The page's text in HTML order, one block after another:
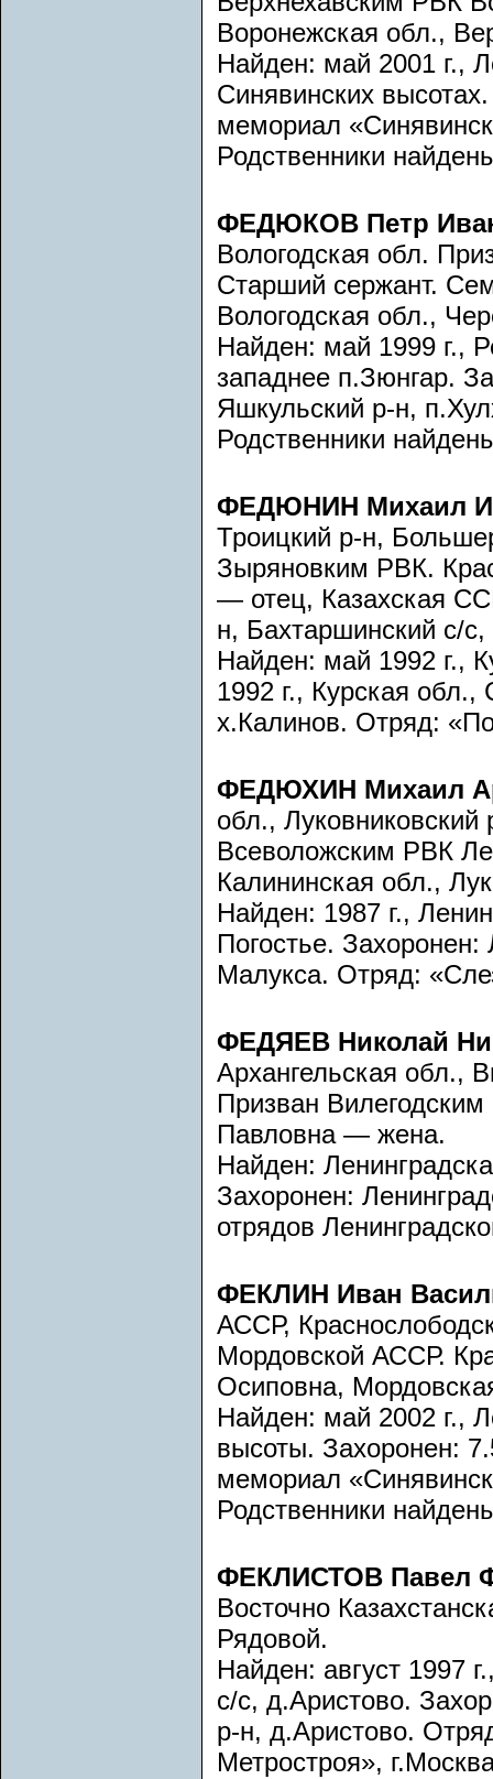
Воронежская обл.,
Найден: май 2001 г.,
Синявинских
мемориал
Родственники
ФЕДЮКОВ Петр
Вологодская обл.
Старший сержант.
Вологодская обл.,
Найден: май 1999 г.,
западнее п.Зюнгар.
Яшкульский р-н,
Родственники
ФЕДЮНИН Михаил
Троицкий р-н,
Зыряновким РВК.
— отец, Казахская
н, Бахтаршинский с/
Найден: май 1992 г.,
1992 г., Курская
х.Калинов. Отряд:
ФЕДЮХИН Михаил
обл.,
Всеволожским РВК
Калининская обл.,
Найден: 1987 г.,
Погостье.
Малукса. Отряд:
ФЕДЯЕВ Николай
Архангельская обл.,
Призван
Павловна — жена.
Найден:
Захоронен:
отрядов
ФЕКЛИН Иван
АССР,
Мордовской АССР.
Осиповна,
Найден: май 2002 г.,
высоты. Захоронен:
мемориал
Родственники
ФЕКЛИСТОВ Павел
Восточно
Рядовой.
Найден: август 1997
с/с, д.Аристово.
р-н, д.Аристово.
Метростроя»,